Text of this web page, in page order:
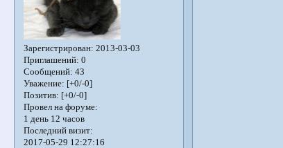
Зарегистрирован: 2013-03-03
Приглашений: 0
Сообщений: 43
Уважение: [+0/-0]
Позитив: [+0/-0]
Провел на форуме:
1 день 12 часов
Последний визит:
2017-05-29 12:27:16